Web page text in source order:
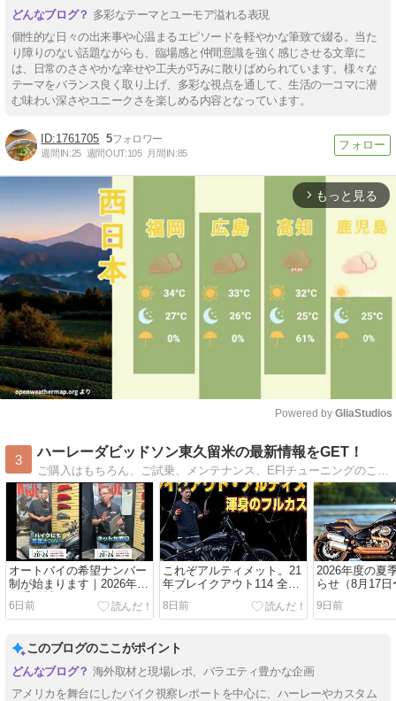
多彩なテーマとユーモア溢れる表現
個性的な日々の出来事や心温まるエピソードを軽やかな筆致で綴る。当た
り障りのない話題ながらも、臨場感と仲間意識を強く感じさせる文章に
は、日常のささやかな幸せや工夫が巧みに散りばめられています。様々な
テーマをバランス良く取り上げ、多彩な視点を通して、生活の一コマに潜
む味わい深さやユニークさを楽しめる内容となっています。
1761705 5
週間IN:25 週間OUT:105 月間IN:85
arrow_forward_ios もっと見る
Mute
Powered by GliaStudios
3
ハーレーダビッドソン東久留米の最新情報をGET！
オートバイの希望ナンバー
制が始まります｜2026年10
月受付開始のポイントを伊
藤マコトが解説
6日前
これぞアルティメット。21
年ブレイクアウト114 全身
ブラックの渾身フルカスタ
ム｜カスタム覗き見隊
8日前
2026年度の夏
らせ（8月17
9日前
このブログのここがポイント
海外取材と現場レポ、バラエティ豊かな企画
アメリカを舞台にしたバイク視察レポートを中心に、ハーレーやカスタム